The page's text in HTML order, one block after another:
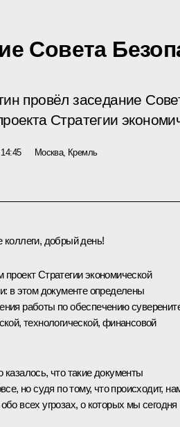
Совета
провёл заседание
Стратегии
14:45 Москва, Кремль
добрый день!
Стратегии экономической
в этом документе определены
работы по обеспечению
технологической, финансовой
что такие документы
но судя по тому, что происходит,
всех угрозах, о которых мы сегодня